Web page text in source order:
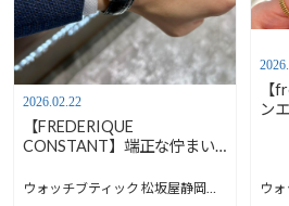
2026.02.22
【FREDERIQUE
CONSTANT】端正な佇まい
【フレデリックコンスタンウォッチブティック 松坂屋静岡店 Blog
【
ン